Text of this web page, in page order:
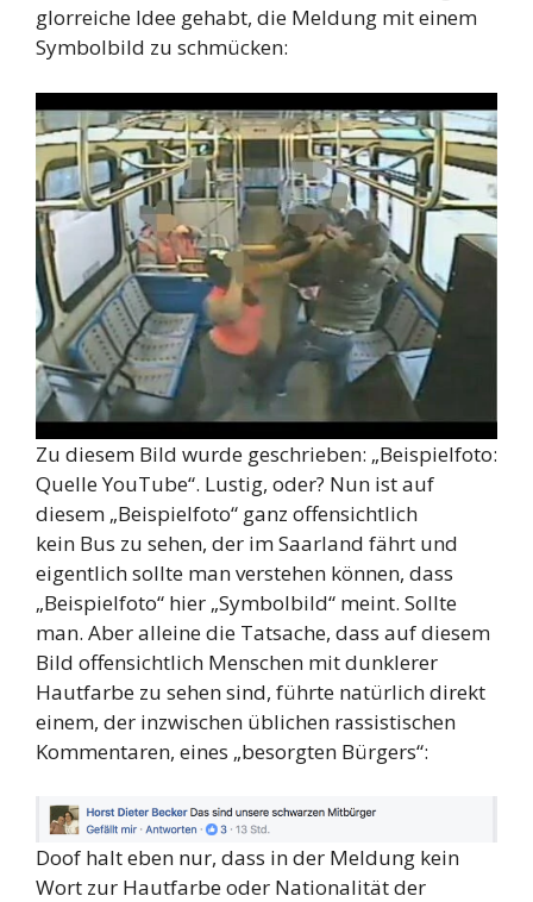
glorreiche Idee gehabt, die Meldung mit einem
Symbolbild zu schmücken:
Zu diesem Bild wurde geschrieben: „Beispielfoto:
Quelle YouTube“. Lustig, oder? Nun ist auf
diesem „Beispielfoto“ ganz offensichtlich
kein Bus zu sehen, der im Saarland fährt und
eigentlich sollte man verstehen können, dass
„Beispielfoto“ hier „Symbolbild“ meint. Sollte
man. Aber alleine die Tatsache, dass auf diesem
Bild offensichtlich Menschen mit dunklerer
Hautfarbe zu sehen sind, führte natürlich direkt
einem, der inzwischen üblichen rassistischen
Kommentaren, eines „besorgten Bürgers“:
Doof halt eben nur, dass in der Meldung kein
Wort zur Hautfarbe oder Nationalität der